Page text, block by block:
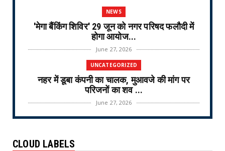
NEWS
'मेगा बैंकिंग शिविर' 29 जून को नगर परिषद फलौदी में
होगा आयोज...
June 27, 2026
UNCATEGORIZED
नहर में डूबा कंपनी का चालक, मुआवजे की मांग पर
परिजनों का शव ...
June 27, 2026
NEWS
CLOUD LABELS